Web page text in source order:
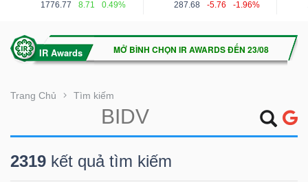
1776.77 8.71 0.49% 287.68 -5.76 -1.96%
Trang Chủ Tìm kiếm
2319 kết quả tìm kiếm
(-)
VIETSTOCK
KHOÁN